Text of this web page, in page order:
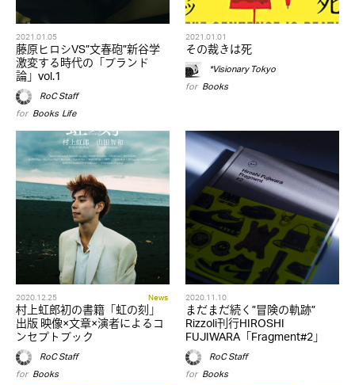
2021.01.05
藤原ヒロシVS”文春砲”新谷学
激変する時代の「ブランド
論」vol.1
RoC Staff
for Books,Life
2021.01.01
その裁きは死
*Visionary Tokyo
for Books
2020.12.25 News
村上虹郎初の書籍「虹の刻」
出版 映像×文章×演者によるコ
ンセプトブック
RoC Staff
for Books
2020.11.10
まだまだ続く”冒険の軌跡”
Rizzoli刊行HIROSHI
FUJIWARA「Fragment#2」
RoC Staff
for Books